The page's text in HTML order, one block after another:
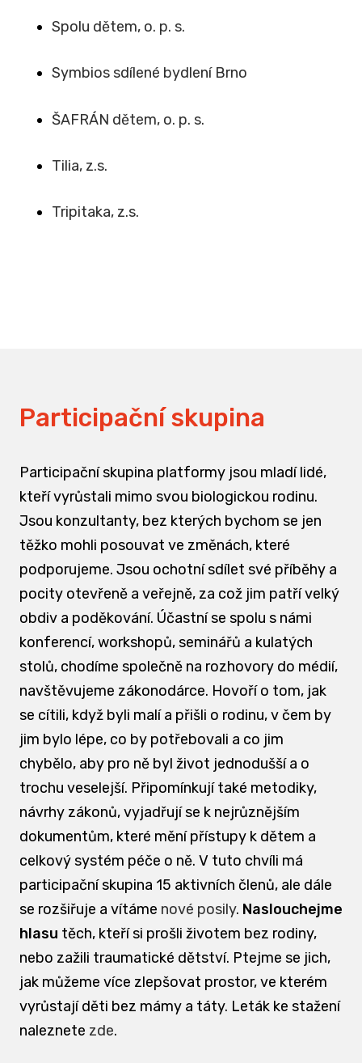
Spolu dětem, o. p. s.
Symbios sdílené bydlení Brno
ŠAFRÁN dětem, o. p. s.
Tilia, z.s.
Tripitaka, z.s.
Participační skupina
Participační skupina platformy jsou mladí lidé,
kteří vyrůstali mimo svou biologickou rodinu.
Jsou konzultanty, bez kterých bychom se jen
těžko mohli posouvat ve změnách, které
podporujeme. Jsou ochotní sdílet své příběhy a
pocity otevřeně a veřejně, za což jim patří velký
obdiv a poděkování. Účastní se spolu s námi
konferencí, workshopů, seminářů a kulatých
stolů, chodíme společně na rozhovory do médií,
navštěvujeme zákonodárce. Hovoří o tom, jak
se cítili, když byli malí a přišli o rodinu, v čem by
jim bylo lépe, co by potřebovali a co jim
chybělo, aby pro ně byl život jednodušší a o
trochu veselejší. Připomínkují také metodiky,
návrhy zákonů, vyjadřují se k nejrůznějším
dokumentům, které mění přístupy k dětem a
celkový systém péče o ně. V tuto chvíli má
participační skupina 15 aktivních členů, ale dále
se rozšiřuje a vítáme nové posily. Naslouchejme
hlasu těch, kteří si prošli životem bez rodiny,
nebo zažili traumatické dětství. Ptejme se jich,
jak můžeme více zlepšovat prostor, ve kterém
vyrůstají děti bez mámy a táty. Leták ke stažení
naleznete zde.